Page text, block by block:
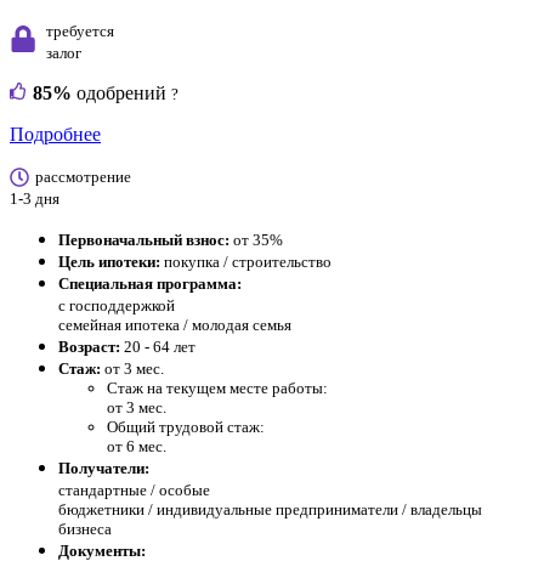
требуется
залог
85% одобрений ?
Подробнее
рассмотрение
1-3 дня
Первоначальный взнос: от 35%
Цель ипотеки: покупка / строительство
Специальная программа:
с господдержкой
семейная ипотека / молодая семья
Возраст: 20 - 64 лет
Стаж: от 3 мес.
Стаж на текущем месте работы:
от 3 мес.
Общий трудовой стаж:
от 6 мес.
Получатели:
стандартные / особые
бюджетники / индивидуальные предприниматели / владельцы
бизнеса
Документы: